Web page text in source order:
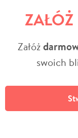
Załóż
swoich